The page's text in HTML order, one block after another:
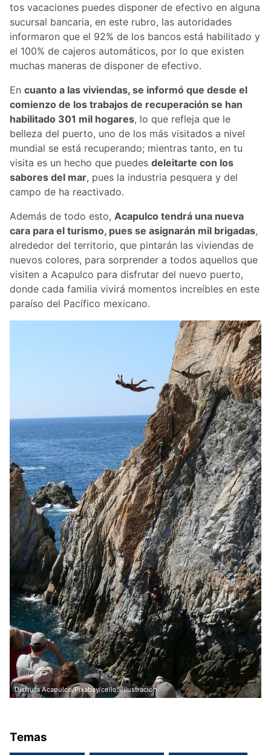
tos vacaciones puedes disponer de efectivo en alguna
sucursal bancaria, en este rubro, las autoridades
informaron que el 92% de los bancos está habilitado y
el 100% de cajeros automáticos, por lo que existen
muchas maneras de disponer de efectivo.
En cuanto a las viviendas, se informó que desde el
comienzo de los trabajos de recuperación se han
habilitado 301 mil hogares, lo que refleja que le
belleza del puerto, uno de los más visitados a nivel
mundial se está recuperando; mientras tanto, en tu
visita es un hecho que puedes deleitarte con los
sabores del mar, pues la industria pesquera y del
campo de ha reactivado.
Además de todo esto, Acapulco tendrá una nueva
cara para el turismo, pues se asignarán mil brigadas,
alrededor del territorio, que pintarán las viviendas de
nuevos colores, para sorprender a todos aquellos que
visiten a Acapulco para disfrutar del nuevo puerto,
donde cada familia vivirá momentos increíbles en este
paraíso del Pacífico mexicano.
Disfruta Acapulco/Pixabay/cello5/ilustración
Temas